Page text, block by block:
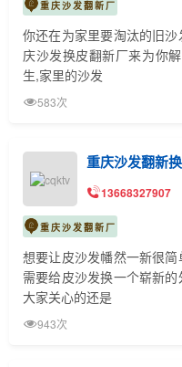
重庆沙发翻新厂
你还在为家里要淘汰的旧
庆沙发换皮翻新厂来为你
生,家里的沙发
583次
重庆沙发翻新
13668327907
重庆沙发翻新厂
想要让皮沙发幡然一新很
需要给皮沙发换一个崭新的
大家关心的还是
943次